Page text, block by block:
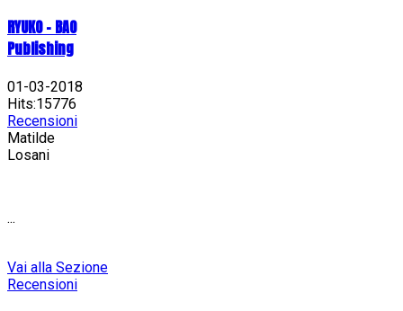
RYUKO - BAO
Publishing
01-03-2018
Hits:15776
Recensioni
Matilde
Losani
...
Vai alla Sezione
Recensioni